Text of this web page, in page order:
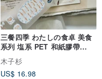
三餐四季 わたしの食卓 美食
系列 塩系 PET 和紙膠帶
(kiss-cut)
木子杉
US$ 16.98